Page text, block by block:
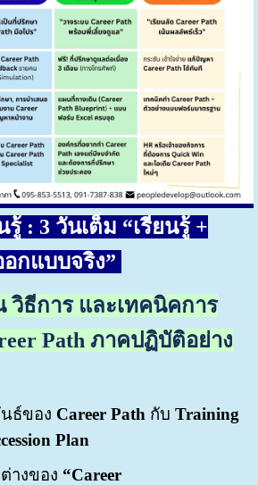
รู้ : 3 วันเต็ม “เรียนรู้ +
กแบบจริง”
วิธีการและเทคนิคการ
Path ภาคปฏิบัติอย่าง
ธ์ของ Career Path กับ Training
Plan
างของ “Career